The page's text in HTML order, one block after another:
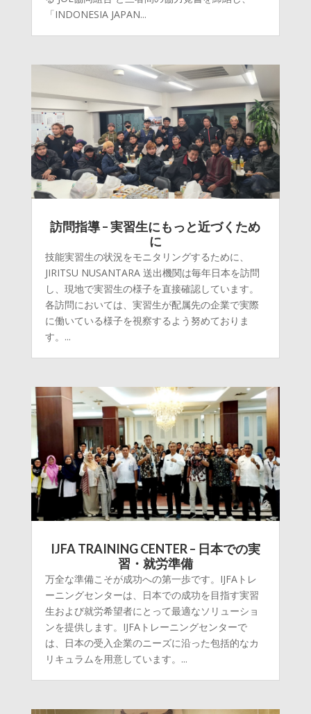
「INDONESIA JAPAN...
訪問指導 – 実習生にもっと近づくため
に
技能実習生の状況をモニタリングするために、
JIRITSU NUSANTARA 送出機関は毎年日本を訪問
し、現地で実習生の様子を直接確認しています。
各訪問においては、実習生が配属先の企業で実際
に働いている様子を視察するよう努めておりま
す。...
IJFA TRAINING CENTER – 日本での実
習・就労準備
万全な準備こそが成功への第一歩です。IJFAトレ
ーニングセンターは、日本での成功を目指す実習
生および就労希望者にとって最適なソリューショ
ンを提供します。IJFAトレーニングセンターで
は、日本の受入企業のニーズに沿った包括的なカ
リキュラムを用意しています。...